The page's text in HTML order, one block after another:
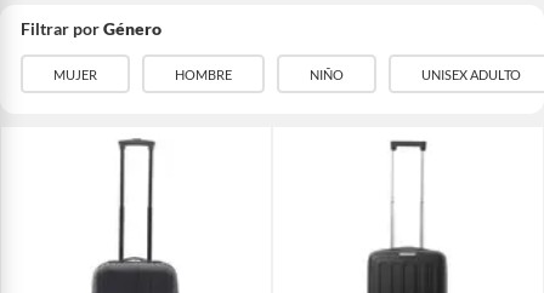
Filtrar porGénero
MUJER HOMBRE NIÑO UNISEX ADULTO